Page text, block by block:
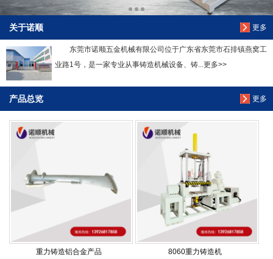
更多
关于诺顺
东莞市诺顺五金机械有限公司位于广东省东莞市石排镇燕窝工
业路1号，是一家专业从事铸造机械设备、铸...更多>>
更多
产品总览
重力铸造铝合金产品 8060重力铸造机